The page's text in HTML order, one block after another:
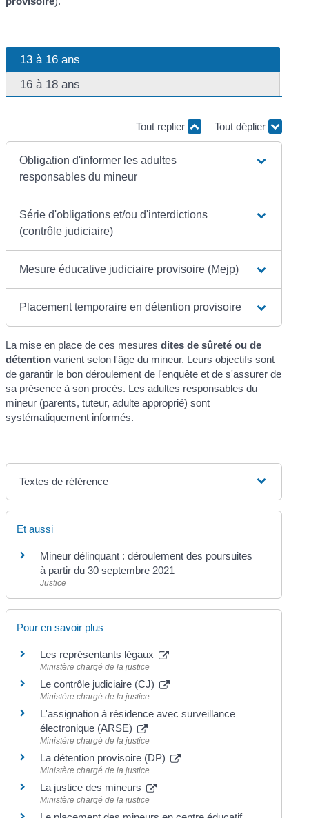
13 à 16 ans
16 à 18 ans
Tout replier Tout déplier
Obligation d'informer les adultes
responsables du mineur
Série d'obligations et/ou d'interdictions
(contrôle judiciaire)
Mesure éducative judiciaire provisoire (Mejp)
Placement temporaire en détention provisoire
La mise en place de ces mesuresdites de sûreté ou de
détention varient selon l'âge du mineur. Leurs objectifs sont
de garantir le bon déroulement de l'enquête et de s'assurer de
sa présence à son procès. Les adultes responsables du
mineur (parents, tuteur, adulte approprié) sont
systématiquement informés.
Textes de référence
Et aussi
Mineur délinquant : déroulement des poursuites
à partir du 30 septembre 2021
Justice
Pour en savoir plus
Les représentants légaux
Ministère chargé de la justice
Le contrôle judiciaire (CJ)
Ministère chargé de la justice
L'assignation à résidence avec surveillance
électronique (ARSE)
Ministère chargé de la justice
La détention provisoire (DP)
Ministère chargé de la justice
La justice des mineurs
Ministère chargé de la justice